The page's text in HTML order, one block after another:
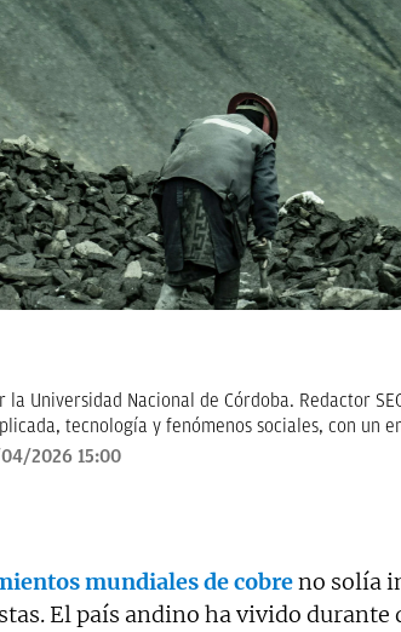
Universidad Nacional de Córdoba. Redactor
tecnología y fenómenos sociales, con un
cómo los grandes temas de hoy impactan en
2026 15:00
mundiales de cobreno solía
El país andino ha vivido durante